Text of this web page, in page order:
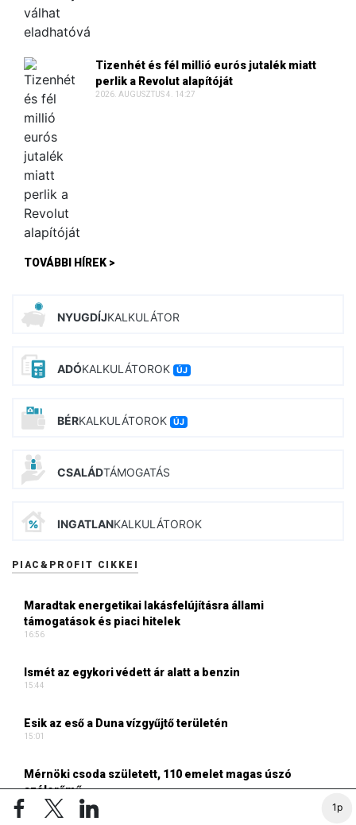
1p
Tizenhét és fél millió eurós jutalék miatt
perlik a Revolut alapítóját
2026. AUGUSZTUS 4. 14:27
TOVÁBBI HÍREK >
NYUGDÍJKALKULÁTOR
ADÓKALKULÁTOROK ÚJ
BÉRKALKULÁTOROK ÚJ
CSALÁDTÁMOGATÁS
INGATLANKALKULÁTOROK
PIAC&PROFIT CIKKEI
Maradtak energetikai lakásfelújításra állami
támogatások és piaci hitelek
16:56
Ismét az egykori védett ár alatt a benzin
15:44
Esik az eső a Duna vízgyűjtő területén
15:01
Mérnöki csoda született, 110 emelet magas úszó
szélerőmű
14:06